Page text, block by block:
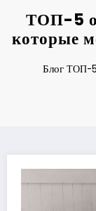
ТОП-5
которые
Блог ТОП-5